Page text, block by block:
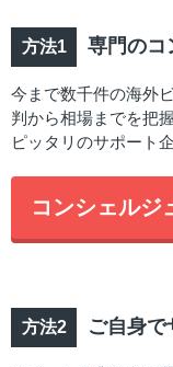
専門のコ
今まで数千件の海外
判から相場までを把
ピッタリのサポート
コンシェルジ
ご自身